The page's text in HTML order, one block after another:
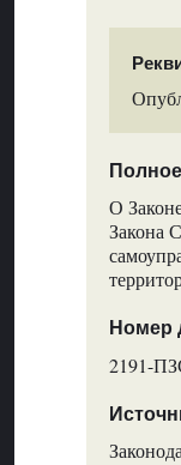
О
Закона
Номер
2191-